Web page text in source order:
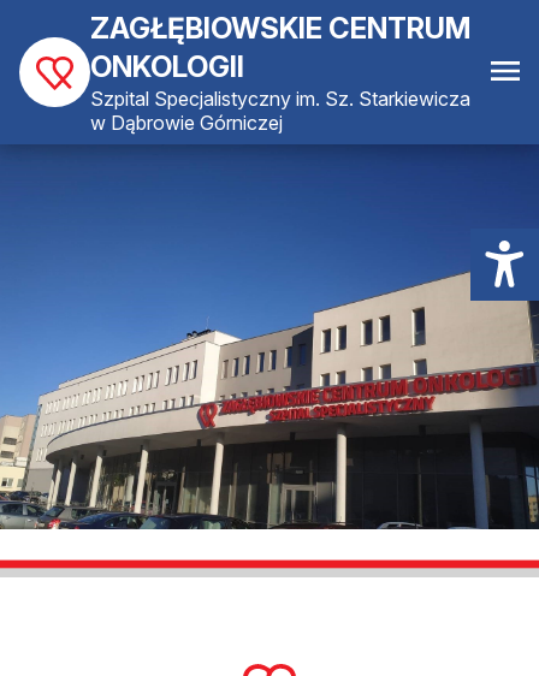
ZAGŁĘBIOWSKIE CENTRUM
ONKOLOGII
Szpital Specjalistyczny im. Sz. Starkiewicza
w Dąbrowie Górniczej